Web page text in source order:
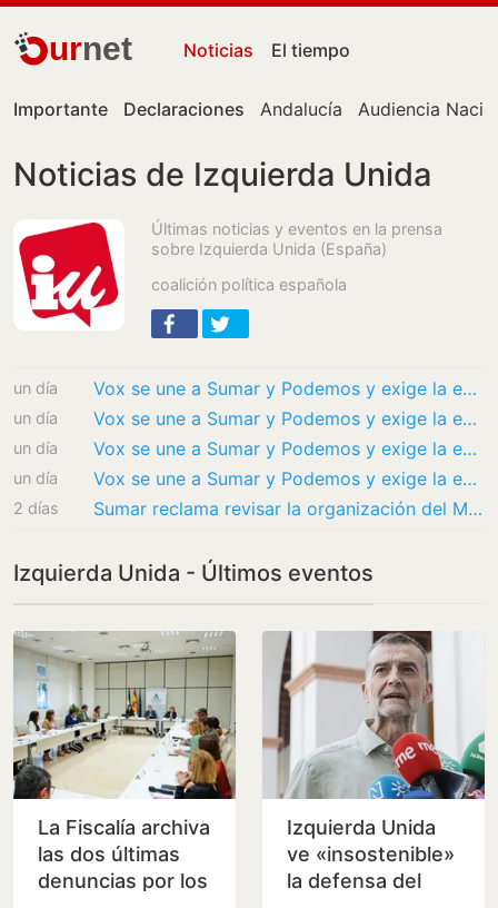
urnet Noticias El tiempo
Importante Declaraciones Andalucía Audiencia
Noticias de Izquierda Unida
Últimas noticias y eventos en la prensa
sobre Izquierda Unida (España)
coalición política española
un día Vox se une a Sumar y Podemos y exige la exclusión de Marruecos de la organización del…
un día Vox se une a Sumar y Podemos y exige la exclusión de Marruecos de la organización del…
un día Vox se une a Sumar y Podemos y exige la exclusión de Marruecos de la organización del…
un día Vox se une a Sumar y Podemos y exige la exclusión de Marruecos de la organización del…
2 días Sumar reclama revisar la organización del Mundial de 2030 con Marruecos por la crisis de…
Izquierda Unida - Últimos eventos
La Fiscalía archiva
las dos últimas
denuncias por los
Izquierda Unida
ve «insostenible»
la defensa del